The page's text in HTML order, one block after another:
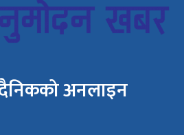
दैनिकको अनलाइन